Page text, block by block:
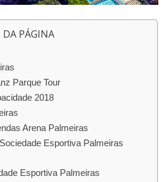
PÁGINA
Parque Tour
2018
Arena Palmeiras
Esportiva Palmeiras
Esportiva Palmeiras